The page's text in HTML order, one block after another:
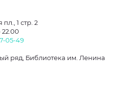
1 стр. 2
05-49
ряд, Библиотека им. Ленина